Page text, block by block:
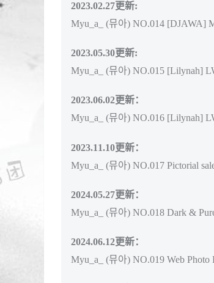
2023.02.27更新:
Myu_a_ (뮤아) NO.014 [DJAWA]
2023.05.30更新:
Myu_a_ (뮤아) NO.015 [Lilynah]
2023.06.02更新：
Myu_a_ (뮤아) NO.016 [Lilynah]
2023.11.10更新：
Myu_a_ (뮤아) NO.017 Pictorial
2024.05.27更新：
Myu_a_ (뮤아) NO.018 Dark &
2024.06.12更新：
Myu_a_ (뮤아) NO.019 Web